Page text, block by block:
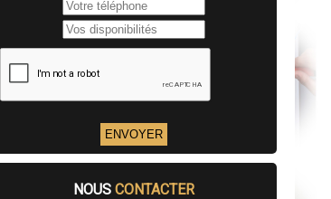
NOUS CONTACTER